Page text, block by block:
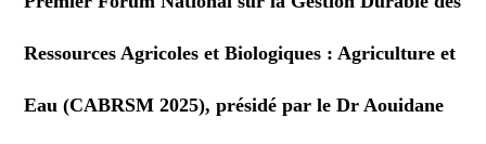
Ressources Agricoles et Biologiques : Agriculture et
Eau (CABRSM 2025), présidé par le Dr Aouidane